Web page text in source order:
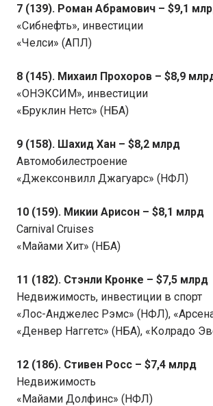
7 (139). Роман Абрамович – $9,1
«Сибнефть», инвестиции
«Челси» (АПЛ)
8 (145). Михаил Прохоров – $8,9
«ОНЭКСИМ», инвестиции
«Бруклин Нетс» (НБА)
9 (158). Шахид Хан – $8,2 млрд
Автомобилестроение
«Джексонвилл Джагуарс» (НФЛ)
10 (159). Микии Арисон – $8,1 млрд
Carnival Cruises
«Майами Хит» (НБА)
11 (182). Стэнли Кронке – $7,5 млрд
Недвижимость, инвестиции в спорт
«Лос-Анджелес Рэмс» (НФЛ),
«Денвер Наггетс» (НБА), «Колрадо
12 (186). Стивен Росс – $7,4 млрд
Недвижимость
«Майами Долфинс» (НФЛ)